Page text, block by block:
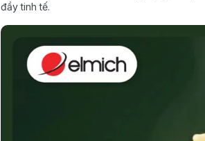
đầy tinh tế.